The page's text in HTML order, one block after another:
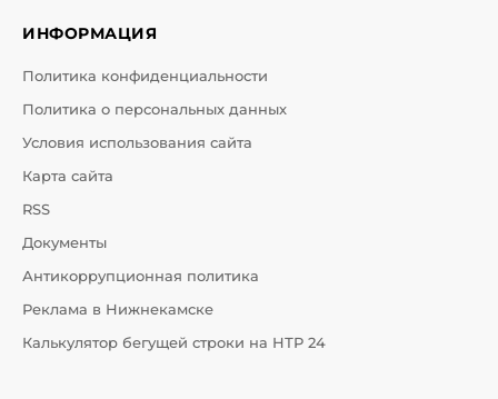
ИНФОРМАЦИЯ
Политика конфиденциальности
Политика о персональных данных
Условия использования сайта
Карта сайта
RSS
Документы
Антикоррупционная политика
Реклама в Нижнекамске
Калькулятор бегущей строки на НТР 24